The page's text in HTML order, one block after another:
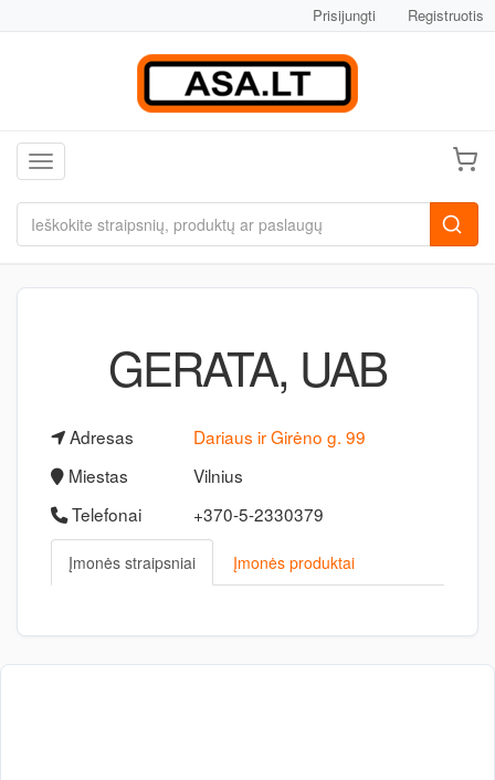
Prisijungti Registruotis
Toggle navigation
GERATA, UAB
Adresas
Dariaus ir Girėno g. 99
Miestas
Vilnius
Telefonai
+370-5-2330379
Įmonės straipsniai Įmonės produktai